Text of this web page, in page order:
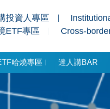
投資人專區
ETF專區
Cross-
哈燒專區 達人講BAR